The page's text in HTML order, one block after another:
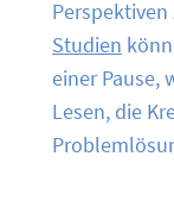
Studien
einer Pause,
Lesen, die